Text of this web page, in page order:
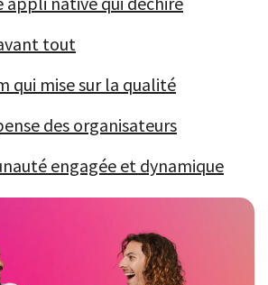
tout
qui mise sur la qualité
des organisateurs
engagée et dynamique